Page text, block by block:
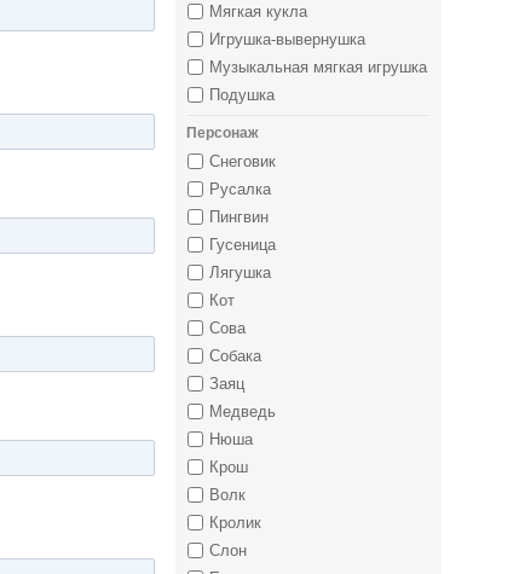
Мягкая кукла
Игрушка-вывернушка
Музыкальная мягкая игрушка
Подушка
Персонаж
Снеговик
Русалка
Пингвин
Гусеница
Лягушка
Кот
Сова
Собака
Заяц
Медведь
Нюша
Крош
Волк
Кролик
Слон